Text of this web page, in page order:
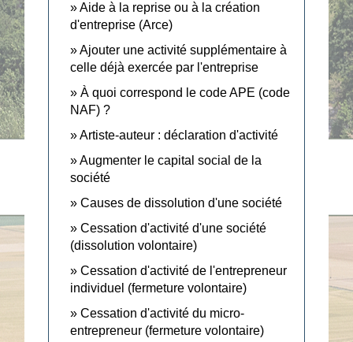
Aide à la reprise ou à la création
d'entreprise (Arce)
Ajouter une activité supplémentaire à
celle déjà exercée par l'entreprise
À quoi correspond le code APE (code
NAF) ?
Artiste-auteur : déclaration d'activité
Augmenter le capital social de la
société
Causes de dissolution d'une société
Cessation d'activité d'une société
(dissolution volontaire)
Cessation d'activité de l'entrepreneur
individuel (fermeture volontaire)
Cessation d'activité du micro-
entrepreneur (fermeture volontaire)